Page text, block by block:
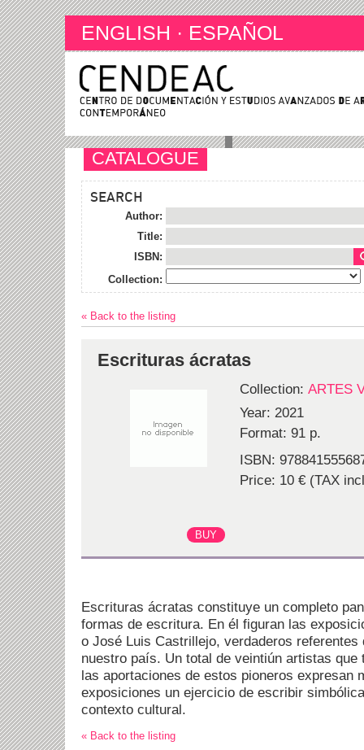
ENGLISH · ESPAÑOL
CATALOGUE
SEARCH
Author:
Title:
ISBN:
Collection:
« Back to the listing
Escrituras ácratas
Collection: ARTES
Year: 2021
Format: 91 p.
ISBN:
Price: 10 € (TAX
Escrituras ácratas constituye un completo
formas de escritura. En él figuran las
o José Luis Castrillejo, verdaderos referentes
nuestro país. Un total de veintiún artistas que
las aportaciones de estos pioneros expresan
exposiciones un ejercicio de escribir
contexto cultural.
« Back to the listing